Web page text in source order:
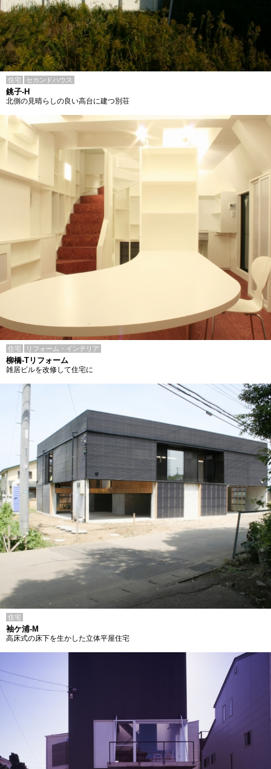
住宅 セカンドハウス
銚子-H
北側の見晴らしの良い高台に建つ別荘
住宅 リフォーム・インテリア
柳橋-Tリフォーム
雑居ビルを改修して住宅に
住宅
袖ケ浦-M
高床式の床下を生かした立体平屋住宅